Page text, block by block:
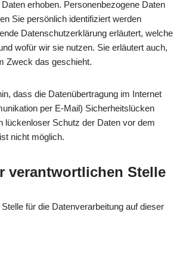
erhoben. Personenbezogene Daten
Sie persönlich identifiziert werden
Datenschutzerklärung erläutert, welche
wofür wir sie nutzen. Sie erläutert auch,
Zweck das geschieht.
dass die Datenübertragung im Internet
per E-Mail) Sicherheitslücken
lückenloser Schutz der Daten vor dem
nicht möglich.
verantwortlichen Stelle
für die Datenverarbeitung auf dieser